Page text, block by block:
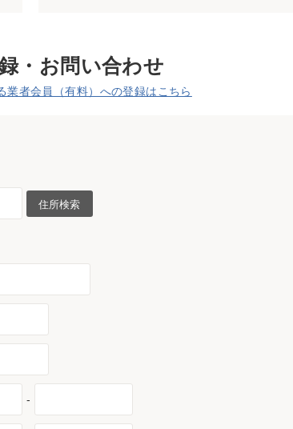
・お問い合わせ
者会員（有料）への登録はこちら
住所検索
-